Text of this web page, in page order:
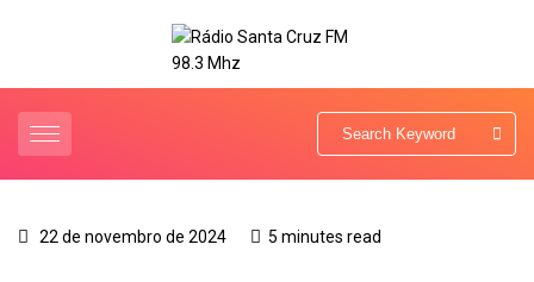
22 de novembro de 2024 5 minutes read